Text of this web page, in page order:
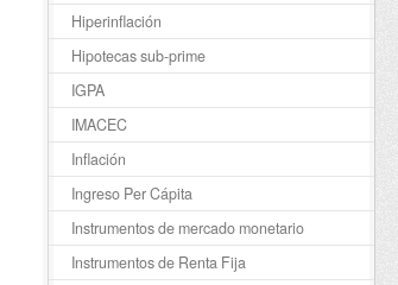
Hiperinflación
Hipotecas sub-prime
IGPA
IMACEC
Inflación
Ingreso Per Cápita
Instrumentos de mercado monetario
Instrumentos de Renta Fija